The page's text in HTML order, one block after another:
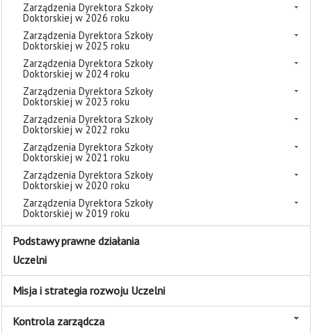
Zarządzenia Dyrektora Szkoły
Doktorskiej w 2026 roku
Zarządzenia Dyrektora Szkoły
Doktorskiej w 2025 roku
Zarządzenia Dyrektora Szkoły
Doktorskiej w 2024 roku
Zarządzenia Dyrektora Szkoły
Doktorskiej w 2023 roku
Zarządzenia Dyrektora Szkoły
Doktorskiej w 2022 roku
Zarządzenia Dyrektora Szkoły
Doktorskiej w 2021 roku
Zarządzenia Dyrektora Szkoły
Doktorskiej w 2020 roku
Zarządzenia Dyrektora Szkoły
Doktorskiej w 2019 roku
Podstawy prawne działania
Uczelni
Misja i strategia rozwoju Uczelni
Kontrola zarządcza